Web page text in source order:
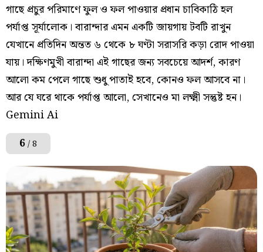
গাছে প্রচুর পরিমাণে ফুল ও ফল পাওয়ার প্রধান চাবিকাঠি হল
পর্যাপ্ত সূর্যালোক। বারান্দার এমন একটি জায়গায় টবটি রাখুন
যেখানে প্রতিদিন অন্তত ৬ থেকে ৮ ঘণ্টা সরাসরি কড়া রোদ পাওয়া
যায়। দক্ষিণমুখী বারান্দা এই গাছের জন্য সবচেয়ে আদর্শ, কারণ
আলো কম পেলে গাছে শুধু পাতাই হবে, কোনও ফল আসবে না।
আর যে ঘরে থাকে পর্যাপ্ত আলো, সেখানেও মা লক্ষ্মী সন্তুষ্ট হন।
Gemini Ai
6/ 8